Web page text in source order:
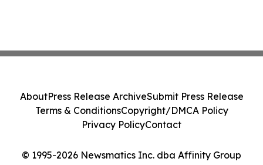
© 1995-2026 Newsmatics Inc. dba Affinity Group
AboutPress Release ArchiveSubmit Press Release
Terms & ConditionsCopyright/DMCA Policy
Privacy PolicyContact